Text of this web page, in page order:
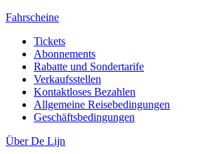
Fahrscheine
Tickets
Abonnements
Rabatte und Sondertarife
Verkaufsstellen
Kontaktloses Bezahlen
Allgemeine Reisebedingungen
Geschäftsbedingungen
Über De Lijn